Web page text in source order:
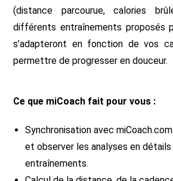
(distance parcourue, calories
différents entraînements proposés
s’adapteront en fonction de vos
permettre de progresser en douceur.
Ce que miCoach fait pour vous :
Synchronisation avec
et observer les analyses en détails
entraînements.